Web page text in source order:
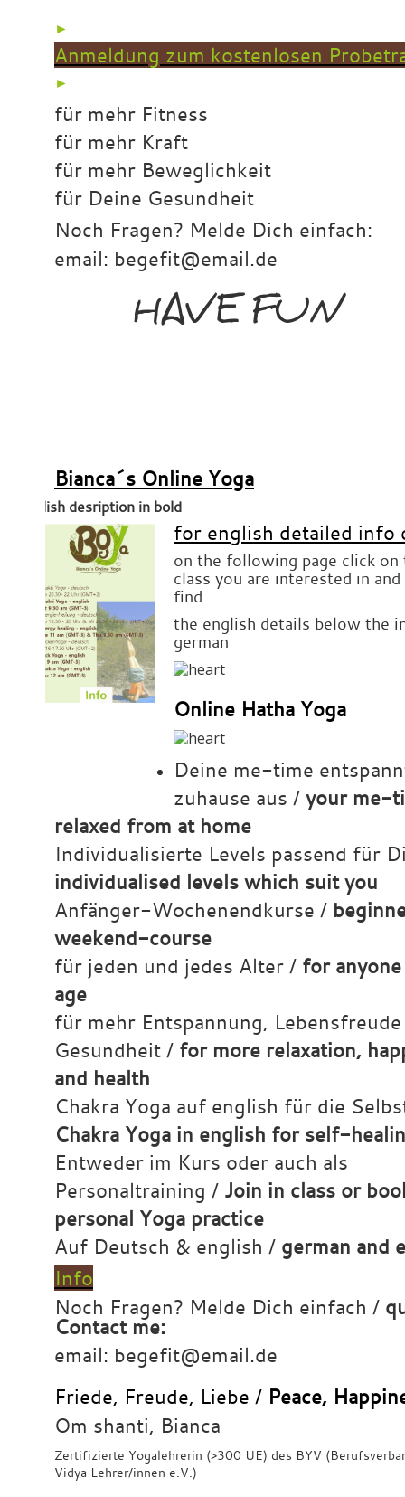
►
Anmeldung zum kostenlosen
►
für mehr Fitness
für mehr Kraft
für mehr Beweglichkeit
für Deine Gesundheit
Noch Fragen? Melde Dich einfach:
email: begefit@email.de
HAVE FUN
Bianca´s Online Yoga
english desription in bold
for english detailed info
on the following page click on
class you are interested in
find
the english details below the
german
Online Hatha Yoga
Deine me-time
zuhause aus / your me-
relaxed from at home
Individualisierte Levels passend für
individualised levels which suit you
Anfänger-Wochenendkurse /
weekend-course
für jeden und jedes Alter / for
age
für mehr Entspannung,
Gesundheit / for more relaxation,
and health
Chakra Yoga auf english für die
Chakra Yoga in english for self-
Entweder im Kurs oder auch als
Personaltraining / Join in class or
personal Yoga practice
Auf Deutsch & english / german and
Info
Noch Fragen? Melde Dich einfach /
Contact me:
email: begefit@email.de
Friede, Freude, Liebe / Peace,
Om shanti, Bianca
Zertifizierte Yogalehrerin (>300 UE) des BYV
Vidya Lehrer/innen e.V.)